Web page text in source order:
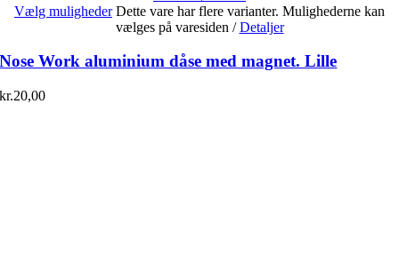
Vælg muligheder Dette vare har flere varianter. Mulighederne kan
vælges på varesiden / Detaljer
Nose Work aluminium dåse med magnet. Lille
kr.20,00